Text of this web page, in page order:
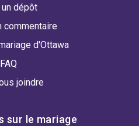
un dépôt
commentaire
d'Ottawa
FAQ
joindre
sur le mariage